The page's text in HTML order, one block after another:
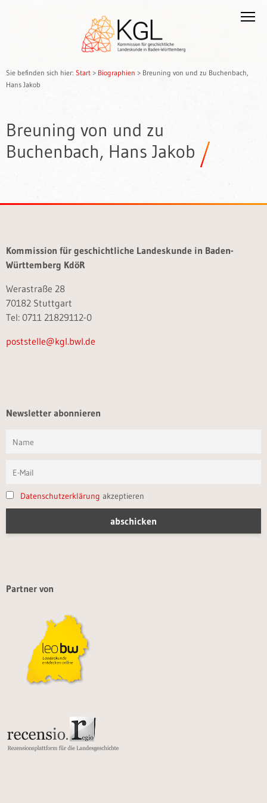
Sie befinden sich hier: Start > Biographien > Breuning von und zu Buchenbach,
Hans Jakob
Breuning von und zu
Buchenbach, Hans Jakob
Kommission für geschichtliche Landeskunde in Baden-
Württemberg KdöR
Werastraße 28
70182 Stuttgart
Tel: 0711 21829112-0
poststelle@kgl.bwl.de
Newsletter abonnieren
Datenschutzerklärung akzeptieren
Partner von